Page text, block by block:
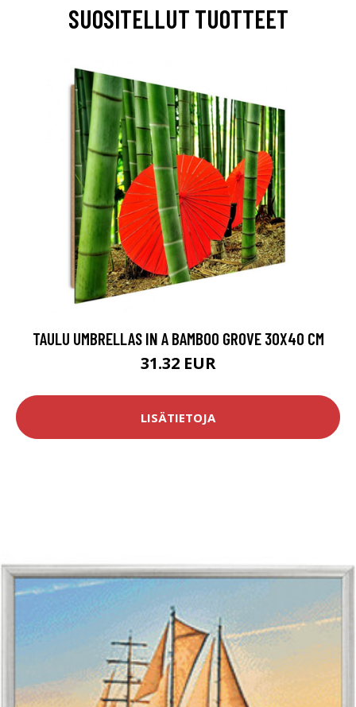
SUOSITELLUT TUOTTEET
TAULU UMBRELLAS IN A BAMBOO GROVE 30X40 CM
31.32 EUR
LISÄTIETOJA